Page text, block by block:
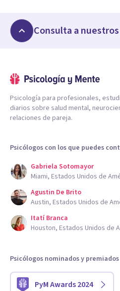
Consulta a
Psicología para profesionales,
diarios sobre salud mental,
relaciones de pareja.
Psicólogos con los que puedes
Gabriela Sotomayor
Miami, Estados Unidos de
Agustin De Brito
Austin, Estados Unidos de
Itatí Branca
Houston, Estados Unidos de
Psicólogos nominados y premiados
PyM Awards 2024